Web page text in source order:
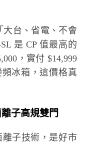
台、省電、不會
是 CP 值最高的
，實付 $14,999
冰箱，這價格真
子高規雙門
子技術，是好市